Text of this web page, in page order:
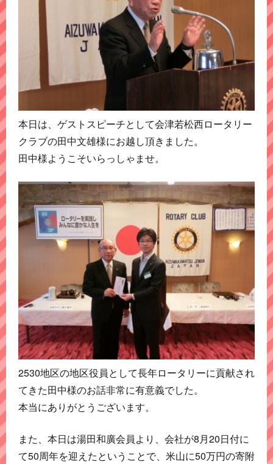
本日は、ゲストスピーチとして会津若松西ロータリー
クラブの田中文雄様にお越し頂きました。
田中様ようこそいらっしゃませ。
2530地区の地区役員として長年ロータリーに貢献され
てきた田中様のお話非常に有意義でした。
本当にありがとうございます。
また、本日は湯田和廣会員より、会社が8月20日付に
て50周年を迎えたということで、米山に50万円の寄附